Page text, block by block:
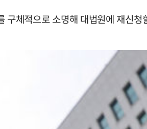
체적으로 소명해 대법원에 재신